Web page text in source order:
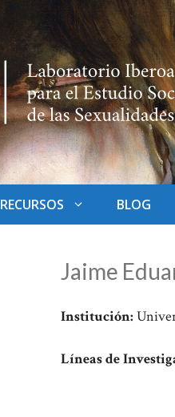
RECURSOS BLOG
Jaime
Institución:
Líneas de